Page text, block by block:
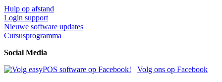
Hulp op afstand
Login support
Nieuwe software updates
Cursusprogramma
Social Media
Volg ons op Facebook